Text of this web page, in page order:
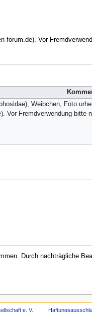
forum.de). Vor
Weibchen, Foto
Vor Fremdverwendung bitte
Durch nachträgliche
e. V.